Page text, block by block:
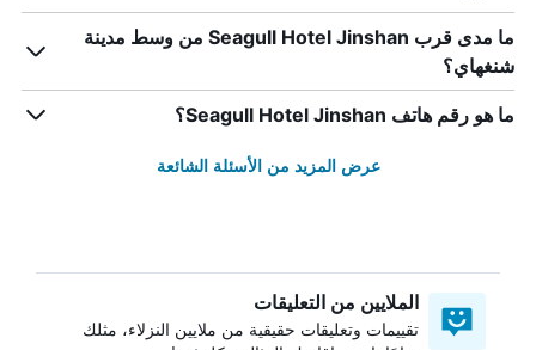
ما مدى قرب Seagull Hotel Jinshan من وسط مدينة
شنغهاي؟
ما هو رقم هاتف Seagull Hotel Jinshan؟
عرض المزيد من الأسئلة الشائعة
الملايين من التعليقات
تقييمات وتعليقات حقيقية من ملايين النزلاء، مثلك